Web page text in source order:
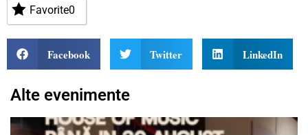
Favorite0
Facebook Twitter LinkedIn
Alte evenimente